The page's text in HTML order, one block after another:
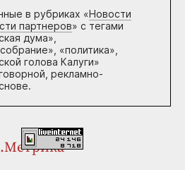
в рубриках «Новости
партнеров» с тегами
дума»,
«политика»,
голова Калуги»
рекламно-